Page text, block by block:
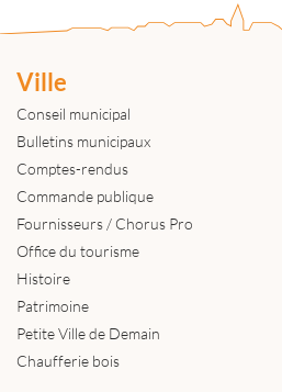
Ville
Conseil municipal
Bulletins municipaux
Comptes-rendus
Commande publique
Fournisseurs / Chorus Pro
Office du tourisme
Histoire
Patrimoine
Petite Ville de Demain
Chaufferie bois